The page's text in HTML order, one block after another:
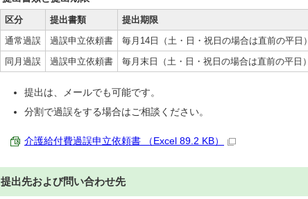
区分 提出書類
提出期限
通常過誤
過誤申立依頼書
毎月14日（土・日・祝日の場合は直前の平日
同月過誤
過誤申立依頼書 毎月末日（土・日・祝日の場合は直前の平日
提出は、メールでも可能です。
分割で過誤をする場合はご相談ください。
介護給付費過誤申立依頼書 （Excel 89.2 KB）
提出先および問い合わせ先